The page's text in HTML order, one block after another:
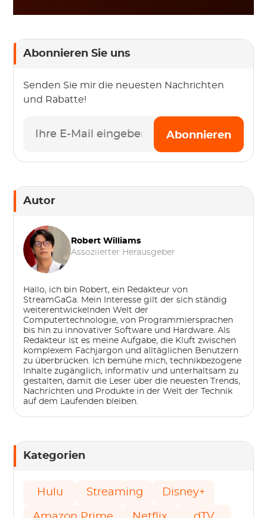
Abonnieren Sie uns
Senden Sie mir die neuesten Nachrichten
und Rabatte!
Abonnieren
Autor
Robert Williams
Assoziierter Herausgeber
Hallo, ich bin Robert, ein Redakteur von
StreamGaGa. Mein Interesse gilt der sich ständig
weiterentwickelnden Welt der
Computertechnologie, von Programmiersprachen
bis hin zu innovativer Software und Hardware. Als
Redakteur ist es meine Aufgabe, die Kluft zwischen
komplexem Fachjargon und alltäglichen Benutzern
zu überbrücken. Ich bemühe mich, technikbezogene
Inhalte zugänglich, informativ und unterhaltsam zu
gestalten, damit die Leser über die neuesten Trends,
Nachrichten und Produkte in der Welt der Technik
auf dem Laufenden bleiben.
Kategorien
Hulu Streaming Disney+